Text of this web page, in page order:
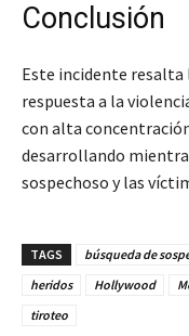
Conclusión
Este incidente
respuesta a la
con alta
desarrollando
sospechoso y las
TAGS búsqueda de
heridos
Hollywood
tiroteo